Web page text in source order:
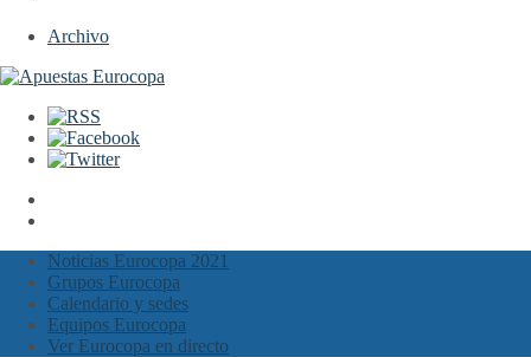
Archivo
Noticias Eurocopa 2021
Grupos Eurocopa
Calendario y sedes
Equipos Eurocopa
Ver Eurocopa en directo